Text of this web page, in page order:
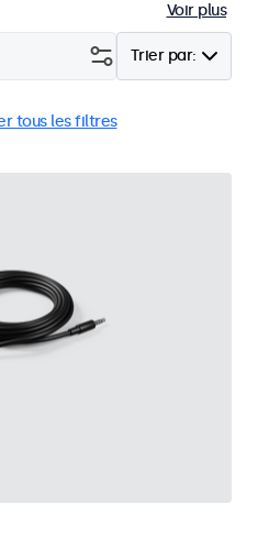
Voir plus
Trier par:
tous les filtres